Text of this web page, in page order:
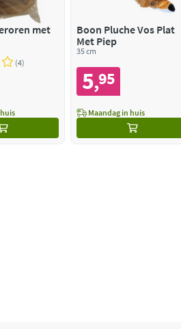
met
4
Boon Pluche Vos Plat
Met Piep
35 cm
5,95
Maandag in huis